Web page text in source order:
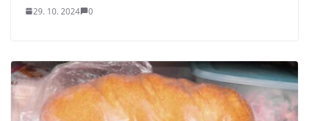
29. 10. 2024 0